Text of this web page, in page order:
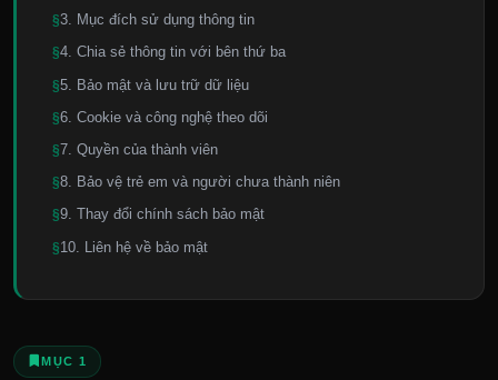
3. Mục đích sử dụng thông tin
4. Chia sẻ thông tin với bên thứ ba
5. Bảo mật và lưu trữ dữ liệu
6. Cookie và công nghệ theo dõi
7. Quyền của thành viên
8. Bảo vệ trẻ em và người chưa thành niên
9. Thay đổi chính sách bảo mật
10. Liên hệ về bảo mật
MỤC 1